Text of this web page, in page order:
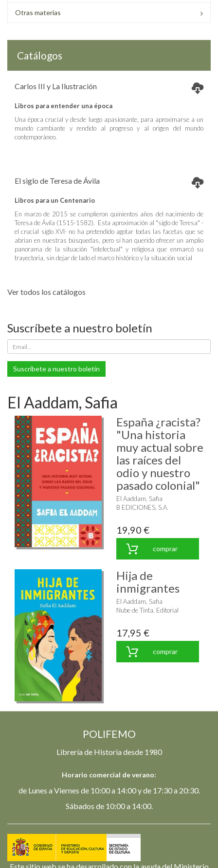
Otras materias
Catálogos
Carlos III y La Ilustración
Libros para entender una época
Una época crucial y desde luego apasionante, para aproximarse a un
mundo cambiante y rendido al progreso y al origen del mundo
contemporáneo.
El siglo de Teresa de Ávila
Libros para un Centenario
En marzo de 2015 se cumplieron quinientos años del nacimiento de
Teresa de Ávila (1515-1582). Esta aproximación al "siglo de Teresa" -
el crucial siglo XVI- no ha pretendido agotar todas las facetas que se
abrían en nuestras búsquedas, pero sí han querido ofrecer un amplio
panorama de la situación "intelectual" y religiosa que enmarcó su
trayectoria, sin dejar de lado el marco histórico y la situación social
Ver todos los catálogos
Suscríbete a nuestro boletín
Suscríbete a nuestro boletín
El Aaddam, Safia
España ¿racista?
"Una historia
muy actual sobre
las raíces del
odio y nuestro
pasado colonial"
El Aaddam, Safia
B EDICIONES, S.A.
19,90 €
comprar
Hija de
inmigrantes
El Aaddam, Safia
Nube de Tinta, Editorial
17,95 €
comprar
POLIFEMO
Librería de Historia desde 1980
Horario comercial de verano:
de Lunes a Viernes de 10:00 a 14:00 y de 17:30 a 20:30.
Sábados de 10:00 a 14:00.